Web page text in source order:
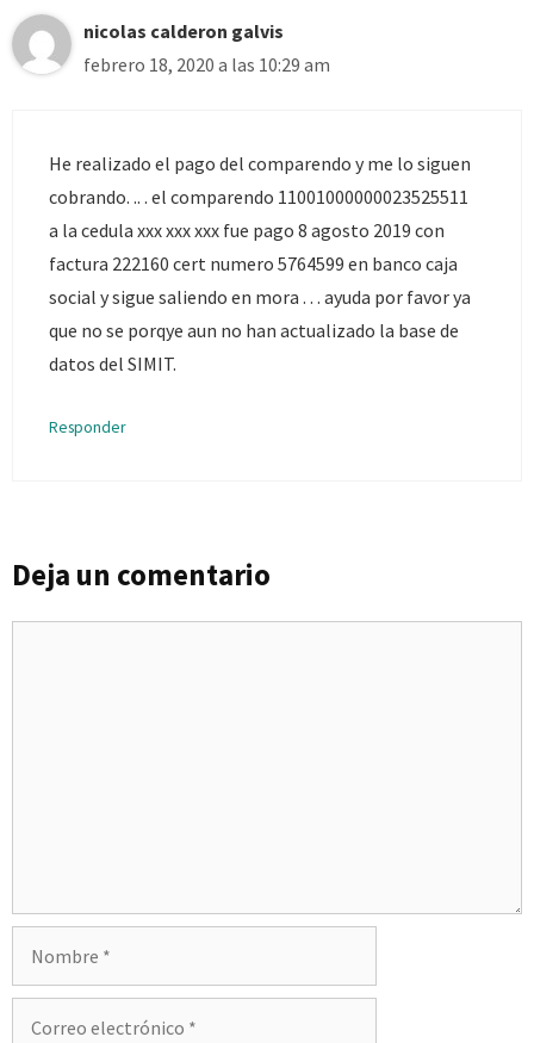
nicolas calderon galvis
febrero 18, 2020 a las 10:29 am
He realizado el pago del comparendo y me lo siguen
cobrando. .. . el comparendo 11001000000023525511
a la cedula xxx xxx xxx fue pago 8 agosto 2019 con
factura 222160 cert numero 5764599 en banco caja
social y sigue saliendo en mora . . . ayuda por favor ya
que no se porqye aun no han actualizado la base de
datos del SIMIT.
Responder
Deja un comentario